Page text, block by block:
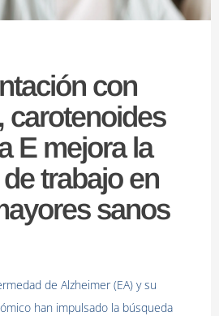
con
carotenoides
E mejora la
trabajo en
sanos
de Alzheimer (EA) y su
han impulsado la búsqueda